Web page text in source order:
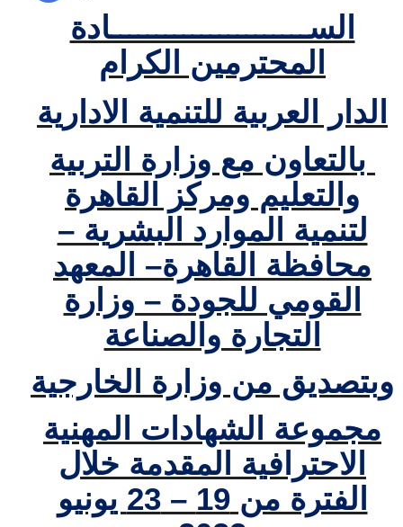
الســــــــــــــــــــــادة
المحترمين الكرام
الدار العربية للتنمية الادارية
بالتعاون مع وزارة التربية
والتعليم ومركز القاهرة
لتنمية الموارد البشرية –
محافظة القاهرة– المعهد
القومي للجودة – وزارة
التجارة والصناعة
وبتصديق من وزارة الخارجية
مجموعة الشهادات المهنية
الاحترافية المقدمة خلال
الفترة من 19 – 23 يونيو